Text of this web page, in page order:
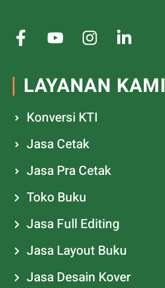
LAYANAN KAMI
Konversi KTI
Jasa Cetak
Jasa Pra Cetak
Toko Buku
Jasa Full Editing
Jasa Layout Buku
Jasa Desain Kover